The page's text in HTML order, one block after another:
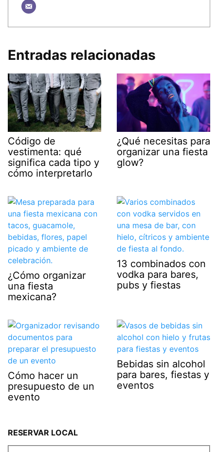
Entradas relacionadas
Código de
vestimenta: qué
significa cada tipo y
cómo interpretarlo
¿Qué necesitas para
organizar una fiesta
glow?
¿Cómo organizar
una fiesta
mexicana?
13 combinados con
vodka para bares,
pubs y fiestas
Cómo hacer un
presupuesto de un
evento
Bebidas sin alcohol
para bares, fiestas y
eventos
RESERVAR LOCAL